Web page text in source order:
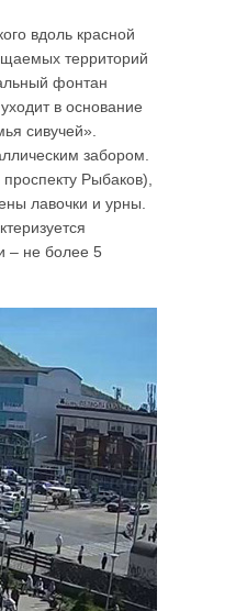
вдоль красной
территорий
фонтан
в основание
сивучей».
забором.
Рыбаков),
лавочки и урны.
– не более 5